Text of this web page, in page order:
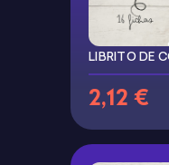
LIBRITO DE
2,12 €